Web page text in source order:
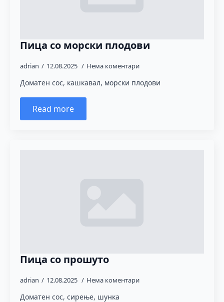
Пица со морски плодови
adrian 12.08.2025 Нема коментари
Доматен сос, кашкавал, морски плодови
Read more
Пица со прошуто
adrian 12.08.2025 Нема коментари
Доматен сос, сирење, шунка